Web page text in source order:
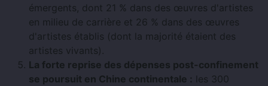
émergents, dont 21 % dans des œuvres d'artistes
en milieu de carrière et 26 % dans des œuvres
d'artistes établis (dont la majorité étaient des
artistes vivants).
La forte reprise des dépenses post-confinement
se poursuit en Chine continentale : les 300